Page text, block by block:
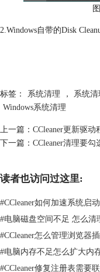
2.Windows自带的Disk
标签： 系统清理 ， 系统
Windows系统清理
上一篇： CCleaner更新驱
下一篇： CCleaner清理要
读者也访问过这里:
#CCleaner如何加速系统启
#电脑磁盘空间不足 怎么清
#CCleaner怎么管理浏览器
#电脑内存不足怎么扩大内
#CCleaner修复注册表需要